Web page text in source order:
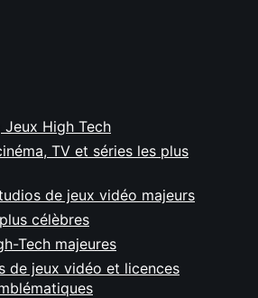
Jeux High Tech
TV et séries les plus
de jeux vidéo majeurs
célèbres
Tech majeures
de jeux vidéo et licences